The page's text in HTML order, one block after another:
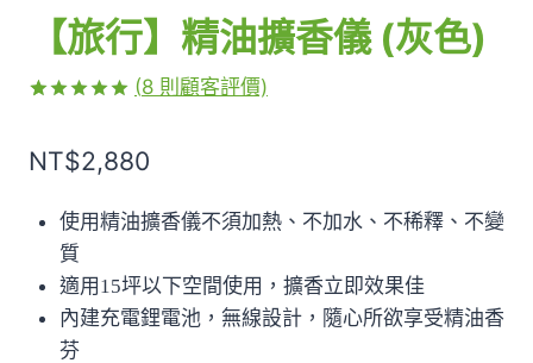
【旅行】精油擴香儀 (灰色)
位顧客進行
(8 則顧客評價)
NT$2,880
使用精油擴香儀不須加熱、不加水、不稀釋、不變
質
適用15坪以下空間使用，擴香立即效果佳
內建充電鋰電池，無線設計，隨心所欲享受精油香
芬